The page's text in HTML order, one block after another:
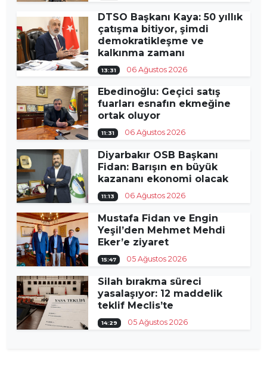
DTSO Başkanı Kaya: 50 yıllık
çatışma bitiyor, şimdi
demokratikleşme ve
kalkınma zamanı
13:31 06 Ağustos 2026
Ebedinoğlu: Geçici satış
fuarları esnafın ekmeğine
ortak oluyor
11:31 06 Ağustos 2026
Diyarbakır OSB Başkanı
Fidan: Barışın en büyük
kazananı ekonomi olacak
11:13 06 Ağustos 2026
Mustafa Fidan ve Engin
Yeşil’den Mehmet Mehdi
Eker’e ziyaret
15:47 05 Ağustos 2026
Silah bırakma süreci
yasalaşıyor: 12 maddelik
teklif Meclis’te
14:29 05 Ağustos 2026